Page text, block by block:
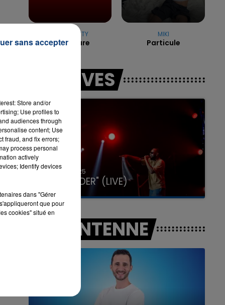
7h00 - 11h00
LA TEAM DE L'ÉTÉ
TEMPER CITY
Self Aware
MIKI
Particule
LES LIVES
31 janvier 2025
GIMS "SPIDER" (LIVE)
A L'ANTENNE
Store and/or
Use profiles to
audiences through
content; Use
fraud, and fix errors;
process personal
actively
Identify devices
dans "Gérer
que pour
cookies" situé en
sans accepter